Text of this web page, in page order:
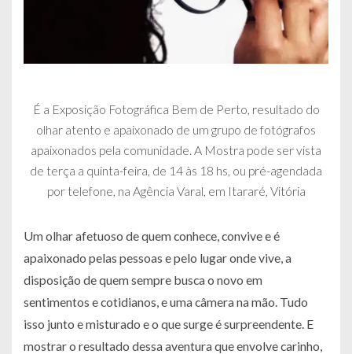
É a Exposição Fotográfica Bem de Perto, resultado do
olhar atento e apaixonado de um grupo de fotógrafos
apaixonados pela comunidade. A Mostra pode ser vista
de terça a quinta-feira, de 14 às 18 hs, ou pré-agendada
por telefone, na Agência Varal, em Itararé, Vitória
Um olhar afetuoso de quem conhece, convive e é
apaixonado pelas pessoas e pelo lugar onde vive, a
disposição de quem sempre busca o novo em
sentimentos e cotidianos, e uma câmera na mão. Tudo
isso junto e misturado e o que surge é surpreendente. E
mostrar o resultado dessa aventura que envolve carinho,